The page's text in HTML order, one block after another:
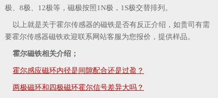
极、8极、12极等，磁极按照1N极，1S极交替排列。
以上就是关于霍尔传感器的磁铁是否有反正介绍，如贵司有需
要霍尔传感器磁铁欢迎联系网站客服为您报价，提供样品。
霍尔磁铁相关介绍；
霍尔感应磁环内径是间隙配合还是过盈？
两极磁环和四极磁环霍尔信号差异大吗？